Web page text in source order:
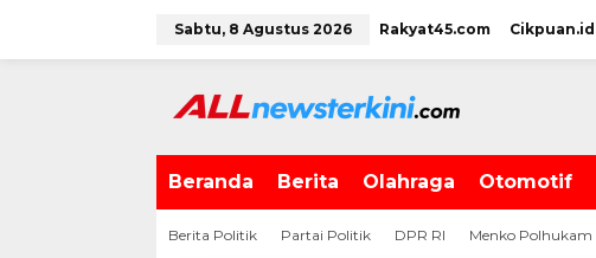
w
Sabtu, 8 Agustus 2026 Rakyat45.com Cikpuan.id
Beranda Berita Olahraga Otomotif
Berita Politik Partai Politik DPR RI Menko Polhukam